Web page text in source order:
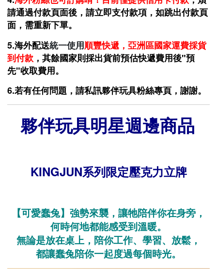
請通過付款頁面後，請立即支付款項，如跳出付款頁
面，需重新下單。
5.海外配送統一使用順豐快遞，亞洲區國家運費採貨
到付款 ，其餘國家則採出貨前預估快遞費用後"預
先"收取費用。
6.若有任何問題，請私訊夥伴玩具粉絲專頁，謝謝。
夥伴玩具明星週邊商品
KINGJUN系列限定壓克力立牌
【可愛蠢兔】強勢來襲，讓牠陪伴你在身旁，
何時何地都能感受到溫暖。
無論是放在桌上，陪你工作、學習、放鬆，
都讓蠢兔陪你一起度過每個時光。